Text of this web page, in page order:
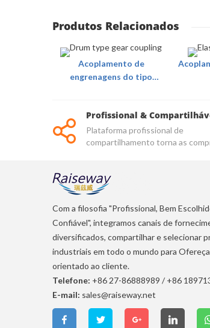
Produtos Relacionados
Acoplamento de
engrenagens do tipo
Profissional &
Plataforma profissional de
compartilhamento torna as
Com a filosofia "Profissional, Bem
Confiável", integramos canais de
diversificados, compartilhar e selecionar
industriais em todo o mundo para
orientado ao cliente.
Telefone: +86 27-86888989 / +86
E-mail: sales@raiseway.net